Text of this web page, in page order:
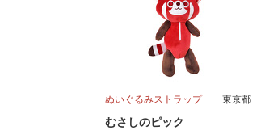
ぬいぐるみストラップ 東京都
むさしのピック